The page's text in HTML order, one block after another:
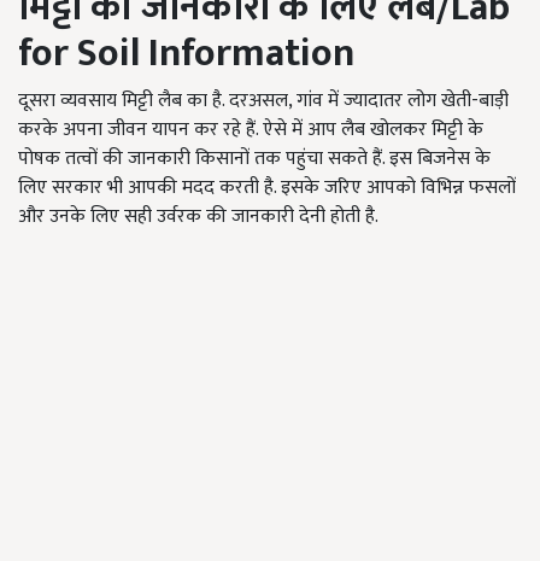
for Soil Information
दूसरा व्यवसाय मिट्टी लैब का है. दरअसल,गांव में ज्यादातर लोग खेती-बाड़ी
करके अपना जीवन यापन कर रहे हैं. ऐसे में आप लैब खोलकर मिट्टी के
पोषक तत्वों की जानकारी किसानों तक पहुंचा सकते हैं. इस बिजनेस के
लिए सरकार भी आपकी मदद करती है. इसके जरिए आपको विभिन्न फसलों
और उनके लिए सही उर्वरक की जानकारी देनी होती है.